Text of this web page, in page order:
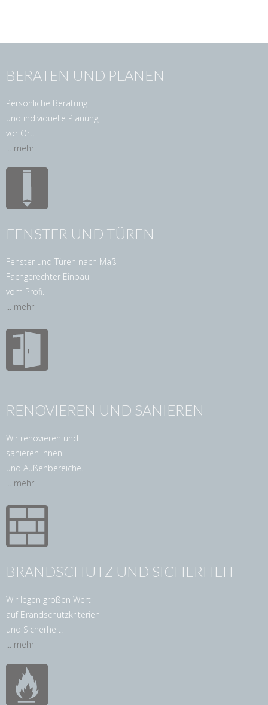
BERATEN UND PLANEN
Persönliche Beratung
und individuelle Planung,
vor Ort.
... mehr
FENSTER UND TÜREN
Fenster und Türen nach Maß
Fachgerechter Einbau
vom Profi.
... mehr
RENOVIEREN UND SANIEREN
Wir renovieren und
sanieren Innen-
und Außenbereiche.
... mehr
BRANDSCHUTZ UND SICHERHEIT
Wir legen großen Wert
auf Brandschutzkriterien
und Sicherheit.
... mehr